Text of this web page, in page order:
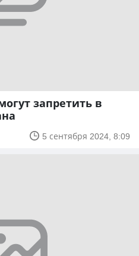
запретить в
5 сентября 2024, 8:09